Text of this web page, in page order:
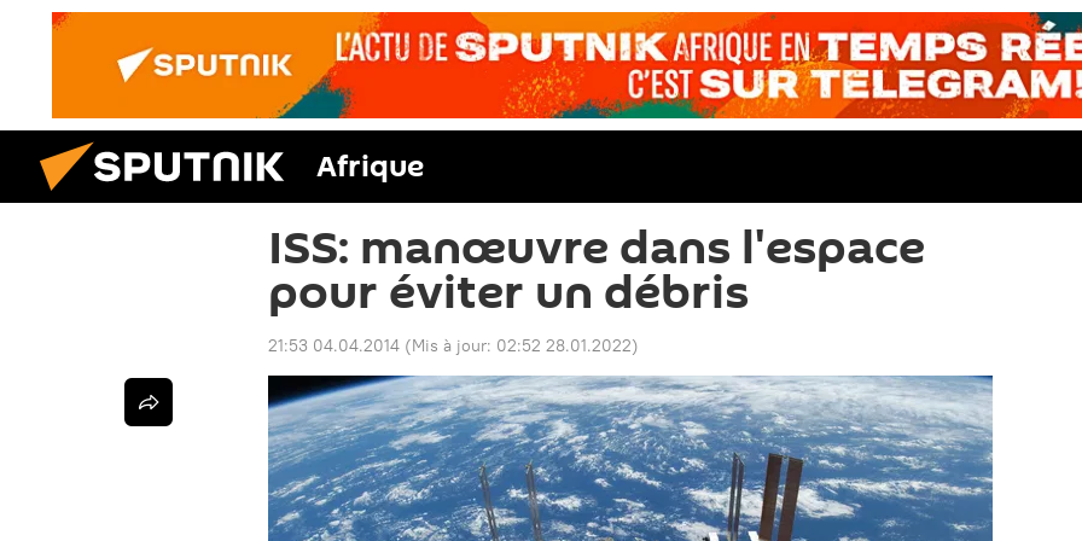
Afrique
ISS: manœuvre dans l'espace
pour éviter un débris
21:53 04.04.2014 (Mis à jour: 02:52 28.01.2022)